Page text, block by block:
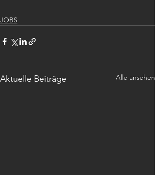
JOBS
Aktuelle Beiträge Alle ansehen